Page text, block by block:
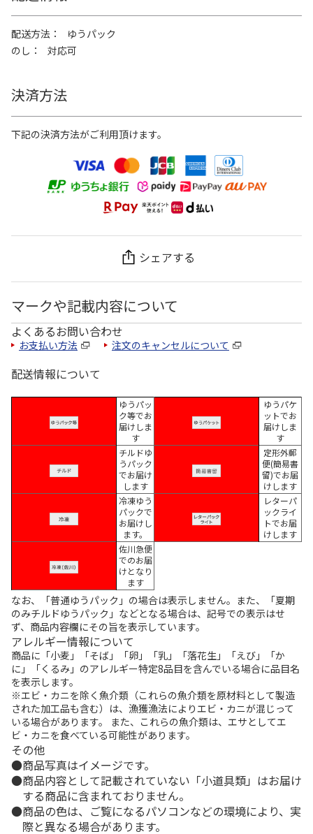
配送方法
ゆうパック
のし
対応可
決済方法
下記の決済方法がご利用頂けます。
シェアする
マークや記載内容について
よくあるお問い合わせ
お支払い方法 注文のキャンセルについて
配送情報について
ゆうパッ
ク等でお
届けしま
す
ゆうパケ
ットでお
届けしま
す
チルドゆ
うパック
でお届け
します
定形外郵
便(簡易書
留)でお届
けします
冷凍ゆう
パックで
お届けし
ます。
レターパ
ックライ
トでお届
けします
佐川急便
でのお届
けとなり
ます
なお、「普通ゆうパック」の場合は表示しません。また、「夏期
のみチルドゆうパック」などとなる場合は、記号での表示はせ
ず、商品内容欄にその旨を表示しています。
アレルギー情報について
商品に「小麦」「そば」「卵」「乳」「落花生」「えび」「か
に」「くるみ」のアレルギー特定8品目を含んでいる場合に品目名
を表示します。
※エビ・カニを除く魚介類（これらの魚介類を原材料として製造
された加工品も含む）は、漁獲漁法によりエビ・カニが混じって
いる場合があります。 また、これらの魚介類は、エサとしてエ
ビ・カニを食べている可能性があります。
その他
商品写真はイメージです。
商品内容として記載されていない「小道具類」はお届け
する商品に含まれておりません。
商品の色は、ご覧になるパソコンなどの環境により、実
際と異なる場合があります。